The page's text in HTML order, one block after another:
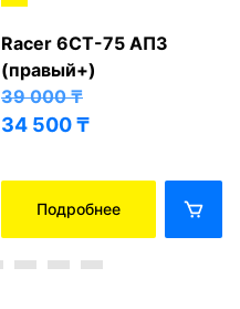
Racer 6СТ-75 АПЗ
(правый+)
39 000₸
34 500₸
Подробнее